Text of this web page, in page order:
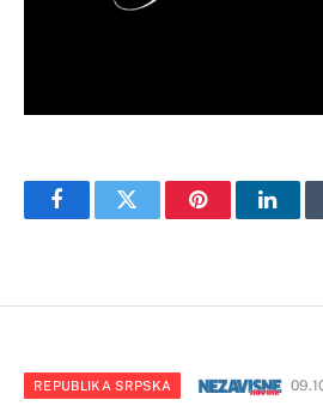
FacebookTwitter Pinterest
REPUBLIKA SRPSKA